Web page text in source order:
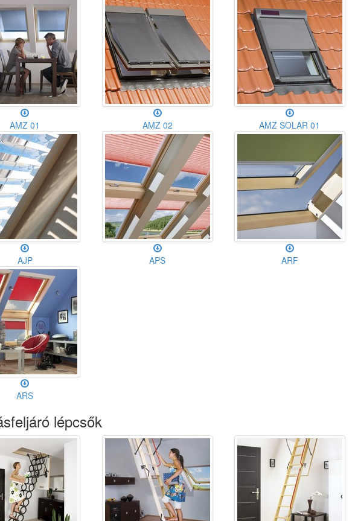
AMZ 01 AMZ 02 AMZ SOLAR 01
AJP APS ARF
ARS
lépcsők